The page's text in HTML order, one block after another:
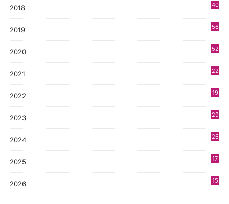
2018
40
2019
56
2020
52
2021
22
2022
19
2023
29
2024
26
2025
17
2026
15